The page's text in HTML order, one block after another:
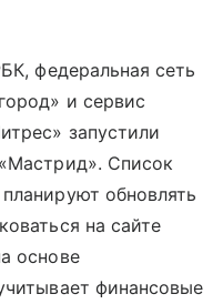
федеральная сеть
и сервис
запустили
Список
обновлять
на сайте
основе
финансовые